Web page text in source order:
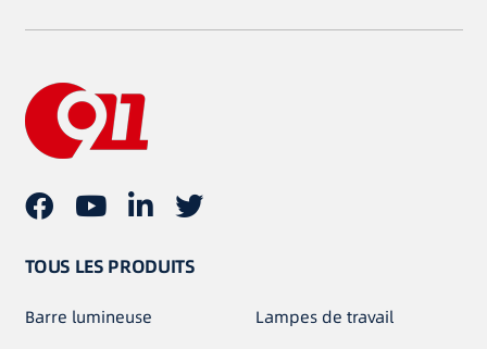
TOUS LES PRODUITS
Barre lumineuse Lampes de travail